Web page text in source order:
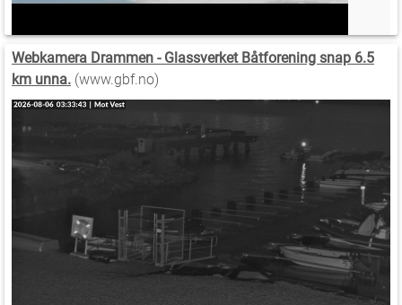
Webkamera Drammen - Glassverket Båtforening snap 6.5
km unna. (www.gbf.no)